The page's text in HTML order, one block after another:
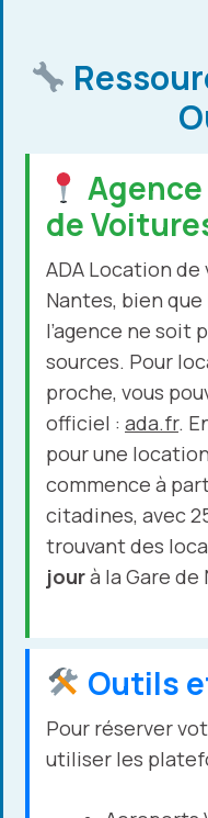
de
ADA Location
Nantes, bien que
l’agence ne soit
sources. Pour
proche, vous
officiel : ada.fr.
pour une
commence à
citadines, avec
trouvant des
jourà la Gare de
Outils
Pour réserver
utiliser les